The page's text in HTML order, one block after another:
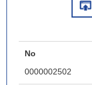
No
0000002502